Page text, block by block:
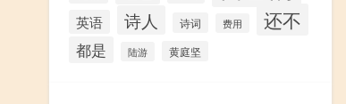
英语 诗人 诗词 费用 还不
都是 陆游 黄庭坚